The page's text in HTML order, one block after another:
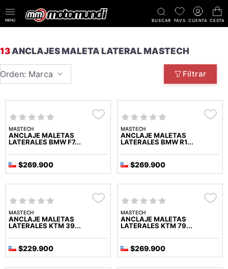
MENÚ BUSCAR FAVS CUENTA CESTA
13ANCLAJES MALETA LATERAL MASTECH
Orden: Marca Filtrar
MASTECH
ANCLAJE MALETAS
LATERALES BMW F7...
$269.900
MASTECH
ANCLAJE MALETAS
LATERALES BMW R1...
$269.900
MASTECH
ANCLAJE MALETAS
LATERALES KTM 39...
$229.900
MASTECH
ANCLAJE MALETAS
LATERALES KTM 79...
$269.900